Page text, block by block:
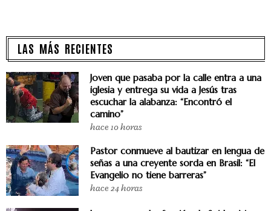
LAS MÁS RECIENTES
Joven que pasaba por la calle entra a una
iglesia y entrega su vida a Jesús tras
escuchar la alabanza: “Encontró el
camino”
hace 10 horas
Pastor conmueve al bautizar en lengua de
señas a una creyente sorda en Brasil: “El
Evangelio no tiene barreras”
hace 24 horas